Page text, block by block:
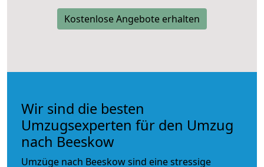
Kostenlose Angebote erhalten
Wir sind die besten
Umzugsexperten für den Umzug
nach Beeskow
Umzüge nach Beeskow sind eine stressige